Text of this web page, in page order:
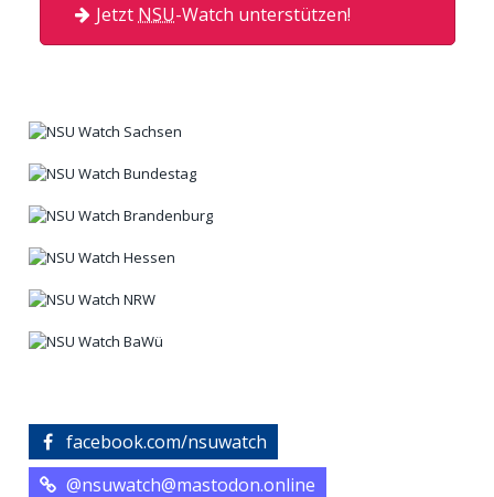
Jetzt NSU-Watch unterstützen!
facebook.com/nsuwatch
@nsuwatch@mastodon.online